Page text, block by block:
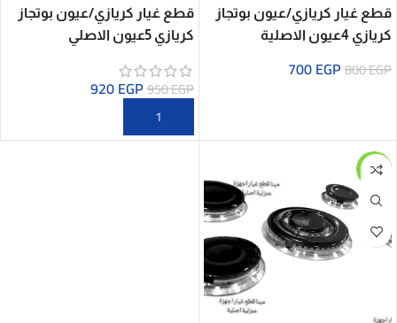
قطع غيار كريازي/عيون بوتجاز
كريازي 4عيون الاصلية
800EGP
700EGP
قطع غيار كريازي/عيون بوتجاز
كريازي 5عيون الاصلي
950EGP
920EGP
-10%